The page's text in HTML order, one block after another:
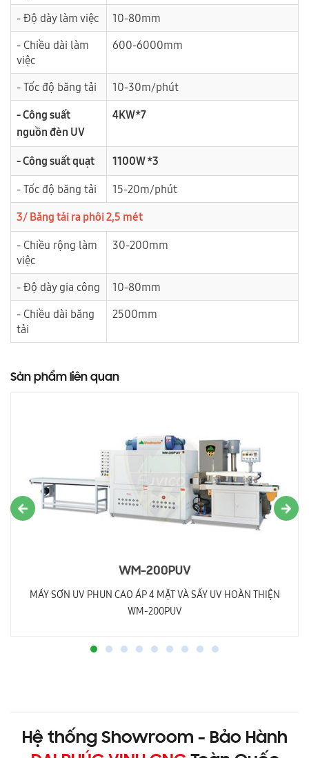
- Độ dày làm việc
10-80mm
- Chiều dài làm
việc
600-6000mm
- Tốc độ băng tải
10-30m/phút
- Công suất
nguồn đèn UV
4KW*7
- Công suất quạt
1100W *3
- Tốc độ băng tải
15-20m/phút
3/ Băng tải ra phôi 2,5 mét
- Chiều rộng làm
việc
30-200mm
- Độ dày gia công
10-80mm
- Chiều dài băng
tải
2500mm
Sản phẩm liên quan
WM-200PUV
MÁY SƠN UV PHUN CAO ÁP 4 MẶT VÀ SẤY UV HOÀN THIỆN
WM-200PUV
Hệ thống Showroom - Bảo Hành